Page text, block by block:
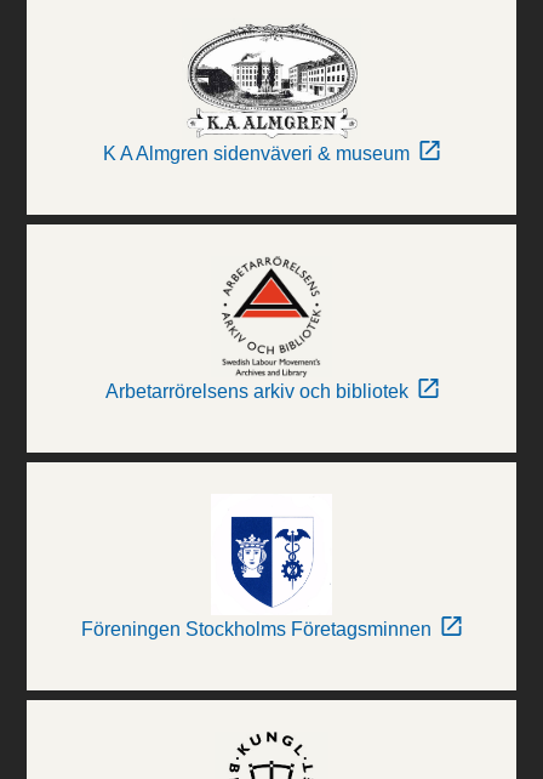
K A Almgren sidenväveri & museum
Arbetarrörelsens arkiv och bibliotek
Föreningen Stockholms Företagsminnen